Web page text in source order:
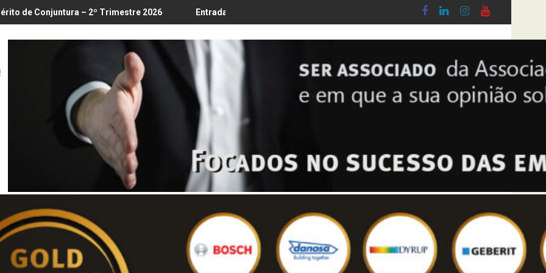
82º Trimestre 2026 Entrada em vigor da regulamentação do Lobby - Lei n.º 5-A/2026, de 28 de Janeiro
Diploma de transposição da Diretiva